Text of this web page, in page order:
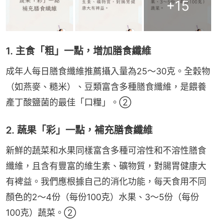
+15
1. 主食「粗」一點，增加膳食纖維
成年人每日膳食纖維推薦攝入量為25～30克。全穀物
（如燕麥、糙米）、豆類富含多種膳食纖維，是餵養
產丁酸鹽菌的最佳「口糧」。②
2. 蔬果「彩」一點，補充膳食纖維
新鮮的蔬菜和水果同樣富含多種可溶性和不溶性膳食
纖維，且含有豐富的維生素、礦物質，對腸胃健康大
有裨益。我們應根據自己的消化功能，每天食用不同
顏色的2～4份（每份100克）水果、3～5份（每份
100克）蔬菜。②